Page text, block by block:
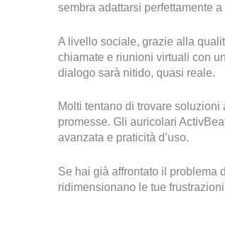
sembra adattarsi perfettamente a
A livello sociale, grazie alla
chiamate e riunioni virtuali con
dialogo sarà nitido, quasi reale.
Molti tentano di trovare
promesse. Gli auricolari
avanzata e praticità d’uso.
Se hai già affrontato il problema
ridimensionano le tue